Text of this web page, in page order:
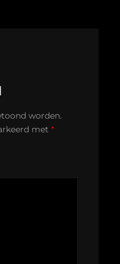
worden.
met *